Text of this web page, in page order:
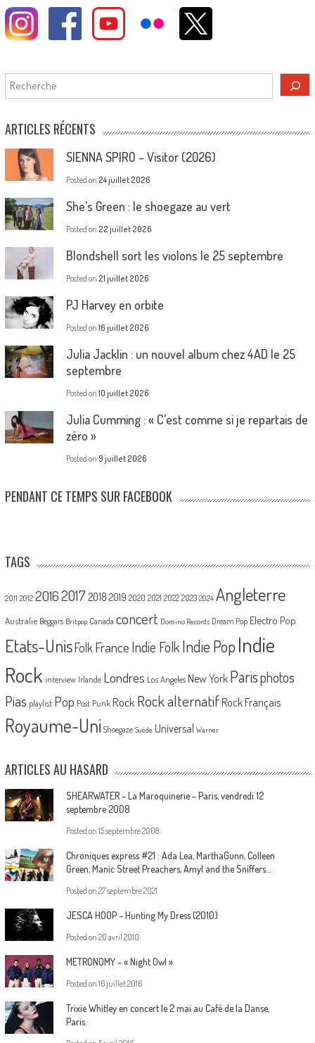
Rechercher
ARTICLES RÉCENTS
SIENNA SPIRO – Visitor (2026)
Posted on 24 juillet 2026
She’s Green : le shoegaze au vert
Posted on 22 juillet 2026
Blondshell sort les violons le 25 septembre
Posted on 21 juillet 2026
PJ Harvey en orbite
Posted on 16 juillet 2026
Julia Jacklin : un nouvel album chez 4AD le 25
septembre
Posted on 10 juillet 2026
Julia Cumming : « C’est comme si je repartais de
zéro »
Posted on 9 juillet 2026
PENDANT CE TEMPS SUR FACEBOOK
TAGS
2011 2012 20162017 2018 2019 2020 2021 2022 2023 2024 Angleterre
Australie Beggars Britpop Canada concert Domino Records Dream Pop Electro Pop
Etats-UnisFolk France Indie Folk Indie PopIndie
Rock interview Irlande Londres Los Angeles New York Parisphotos
Pias playlist Pop Post Punk Rock Rock alternatif Rock Français
Royaume-Uni Shoegaze Suède Universal Warner
ARTICLES AU HASARD
SHEARWATER – La Maroquinerie – Paris, vendredi 12
septembre 2008
Posted on 15 septembre 2008
Chroniques express #21 : Ada Lea, MarthaGunn, Colleen
Green, Manic Street Preachers, Amyl and the Sniffers…
Posted on 27 septembre 2021
JESCA HOOP – Hunting My Dress (2010)
Posted on 20 avril 2010
METRONOMY – « Night Owl »
Posted on 16 juillet 2016
Trixie Whitley en concert le 2 mai au Café de la Danse,
Paris.